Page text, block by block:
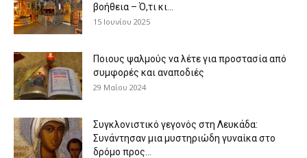
βοήθεια – Ό,τι κι...
15 Ιουνίου 2025
Ποιους ψαλμούς να λέτε για προστασία από
συμφορές και αναποδιές
29 Μαΐου 2024
Συγκλονιστικό γεγονός στη Λευκάδα:
Συνάντησαν μια μυστηριώδη γυναίκα στο
δρόμο προς...